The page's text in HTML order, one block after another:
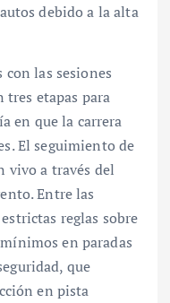
debido a la alta
las sesiones
tres etapas para
en que la carrera
El seguimiento de
vivo a través del
Entre las
reglas sobre
en paradas
que
en pista